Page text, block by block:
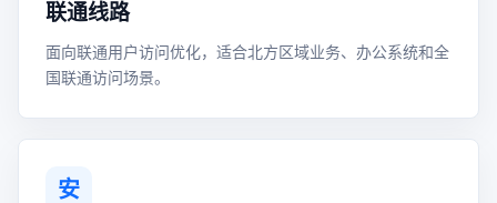
联通线路
面向联通用户访问优化，适合北方区域业务、办公系统和全
国联通访问场景。
安